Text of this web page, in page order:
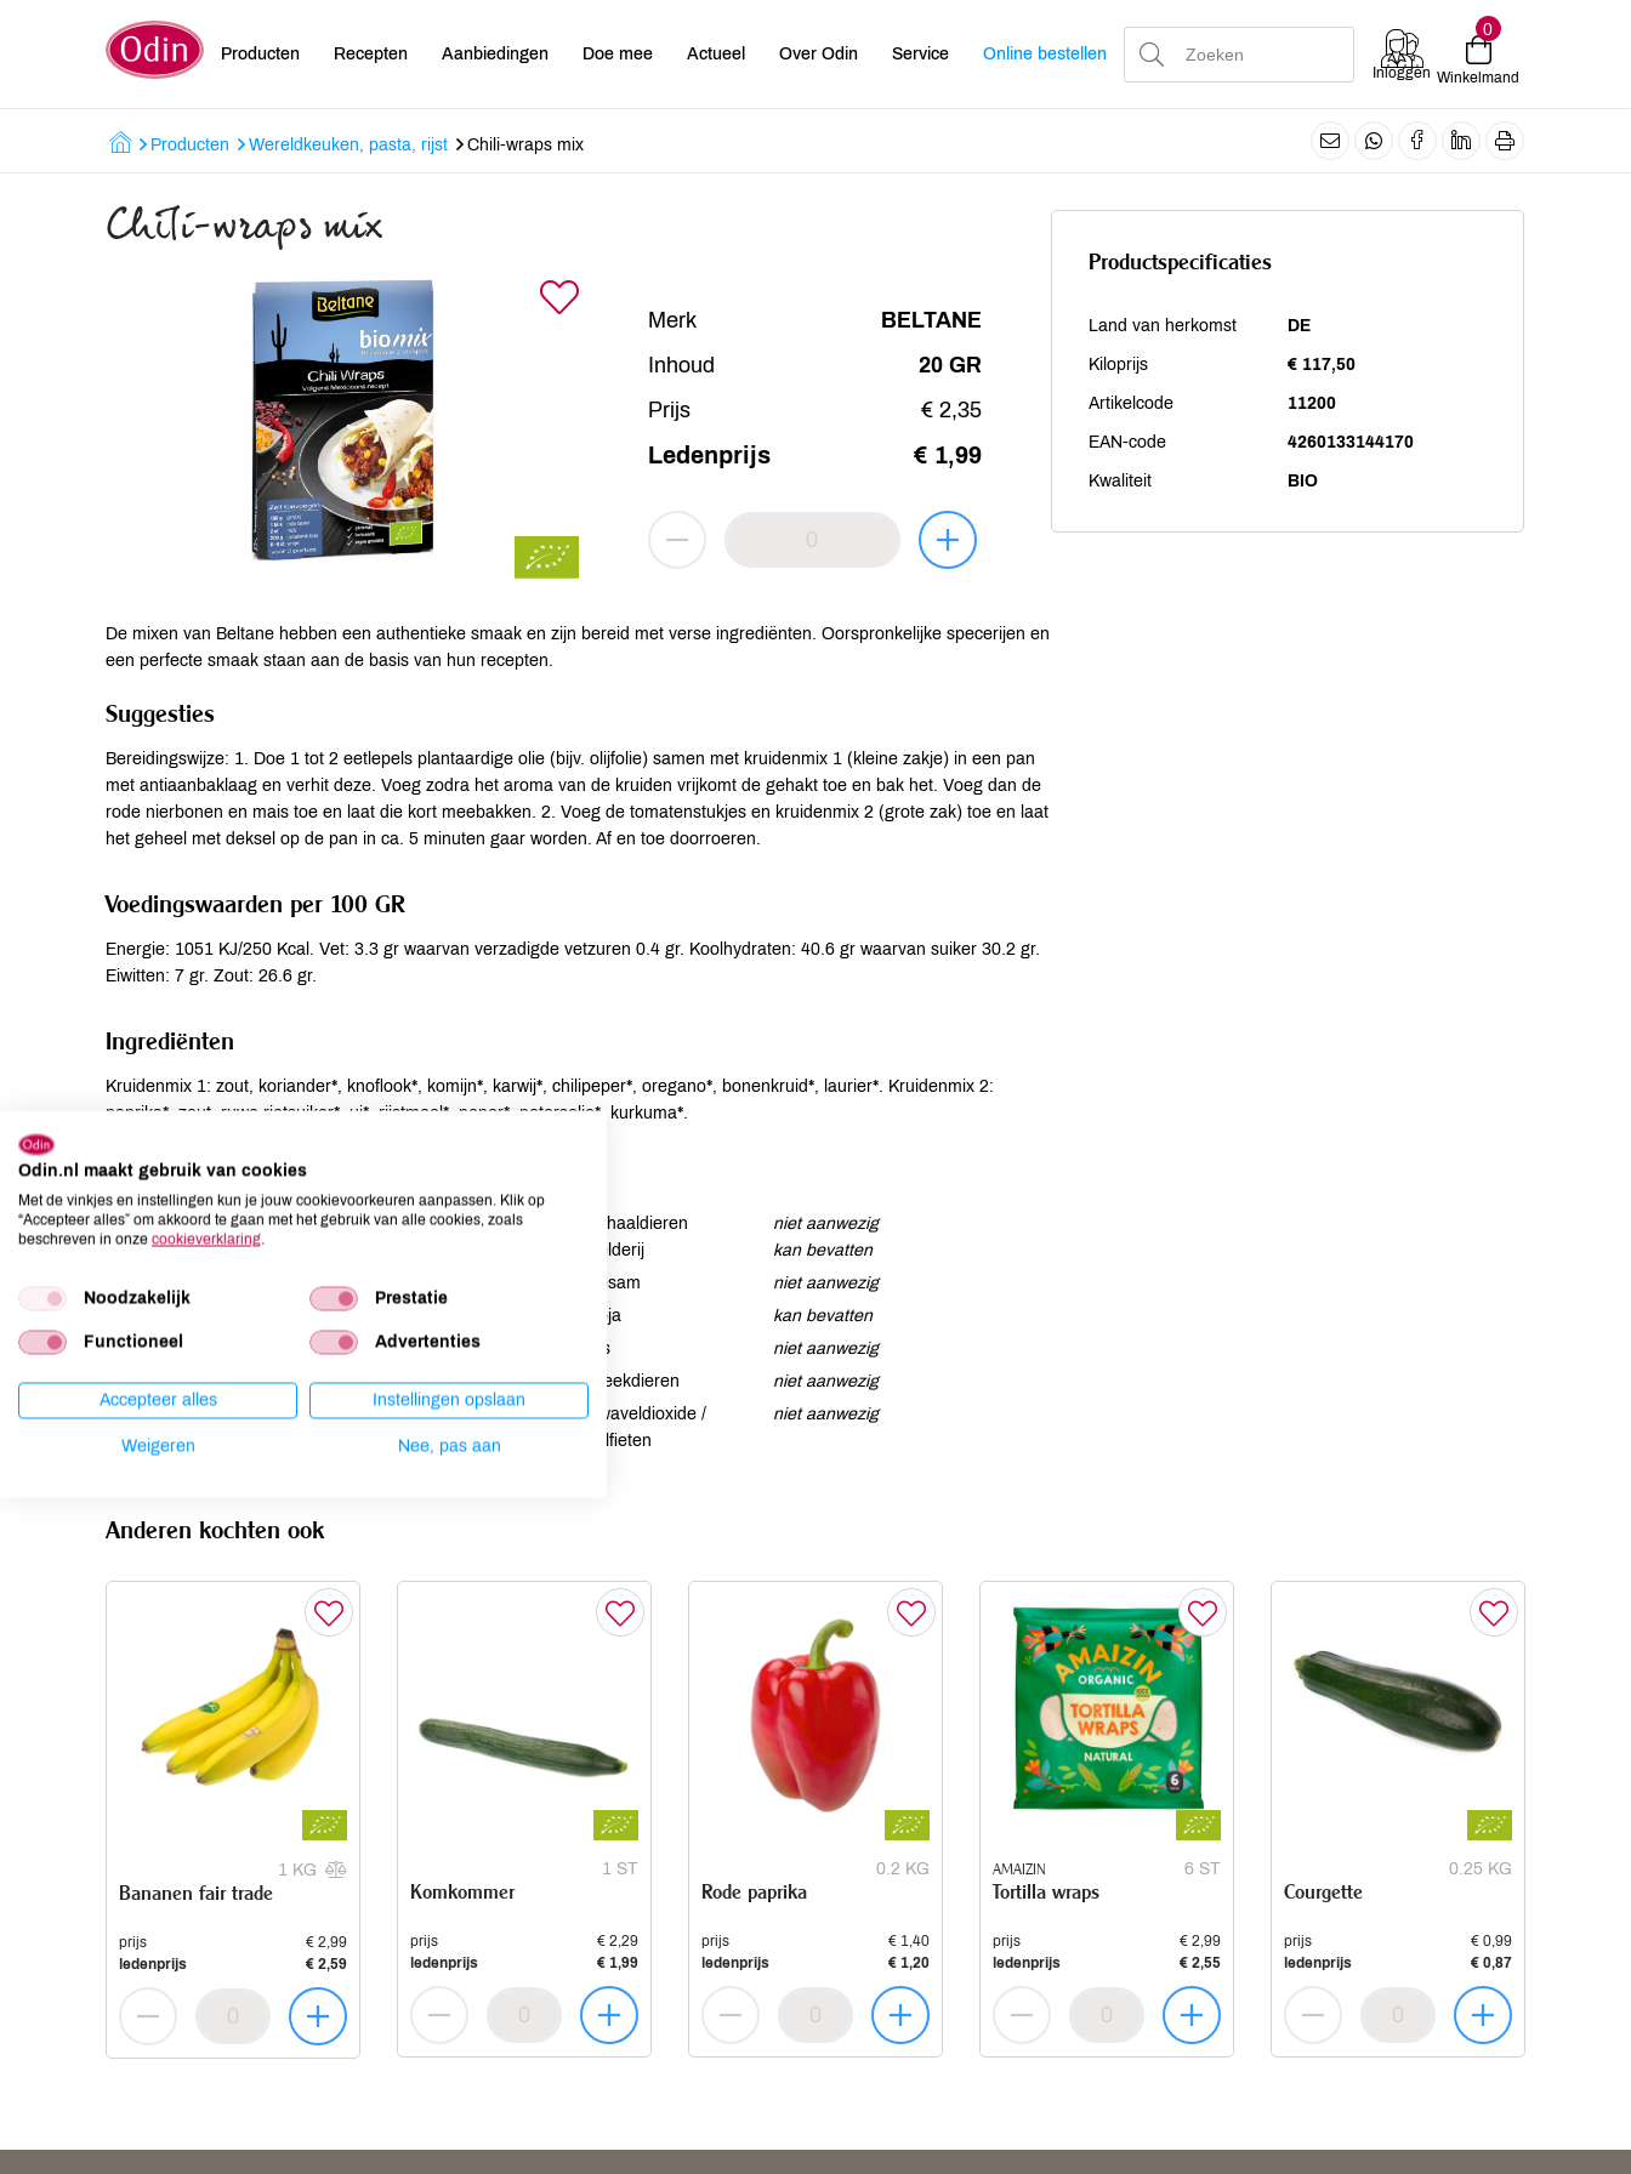
Producten Recepten Aanbiedingen Doe mee Actueel Over Odin Service Online bestellen
Inloggen
0
Winkelmand
Producten Wereldkeuken, pasta, rijst Chili-wraps mix
Chili-wraps mix
Merk
BELTANE
Inhoud
20 GR
Prijs
€ 2,35
Ledenprijs € 1,99
De mixen van Beltane hebben een authentieke smaak en zijn bereid met verse ingrediënten. Oorspronkelijke specerijen en
een perfecte smaak staan aan de basis van hun recepten.
Suggesties
Bereidingswijze: 1. Doe 1 tot 2 eetlepels plantaardige olie (bijv. olijfolie) samen met kruidenmix 1 (kleine zakje) in een pan
met antiaanbaklaag en verhit deze. Voeg zodra het aroma van de kruiden vrijkomt de gehakt toe en bak het. Voeg dan de
rode nierbonen en mais toe en laat die kort meebakken. 2. Voeg de tomatenstukjes en kruidenmix 2 (grote zak) toe en laat
het geheel met deksel op de pan in ca. 5 minuten gaar worden. Af en toe doorroeren.
Voedingswaarden per 100 GR
Energie: 1051 KJ/250 Kcal. Vet: 3.3 gr waarvan verzadigde vetzuren 0.4 gr. Koolhydraten: 40.6 gr waarvan suiker 30.2 gr.
Eiwitten: 7 gr. Zout: 26.6 gr.
Ingrediënten
Kruidenmix 1: zout, koriander*, knoflook*, komijn*, karwij*, chilipeper*, oregano*, bonenkruid*, laurier*. Kruidenmix 2:
paprika*, zout, ruwe rietsuiker*, ui*, rijstmeel*, peper*, peterselie*, kurkuma*.
Allergenen
Aardnoten
niet aanwezig
Gluten
niet aanwezig
niet aanwezig
Mosterd
kan bevatten
Noten
niet aanwezig
Schaaldieren
niet aanwezig
Selderij
kan bevatten
Sesam
niet aanwezig
Soja
kan bevatten
Vis
niet aanwezig
Weekdieren
niet aanwezig
Zwaveldioxide /
sulfieten
niet aanwezig
Productspecificaties
Land van herkomst DE
Kiloprijs € 117,50
Artikelcode 11200
EAN-code 4260133144170
Kwaliteit BIO
Anderen kochten ook
1 KG
Bananen fair trade
prijs
€ 2,99
ledenprijs
€ 2,59
1 ST
Komkommer
prijs
€ 2,29
ledenprijs
€ 1,99
0.2 KG
Rode paprika
prijs
€ 1,40
ledenprijs
€ 1,20
AMAIZIN 6 ST
Tortilla wraps
prijs
€ 2,99
ledenprijs
€ 2,55
0.25 KG
Courgette
prijs
€ 0,99
ledenprijs
€ 0,87
Odin.nl maakt gebruik van cookies
Met de vinkjes en instellingen kun je jouw cookievoorkeuren aanpassen. Klik op
“Accepteer alles” om akkoord te gaan met het gebruik van alle cookies, zoals
beschreven in onze cookieverklaring.
Noodzakelijk Prestatie
Functioneel Advertenties
Accepteer alles Instellingen opslaan
Weigeren Nee, pas aan